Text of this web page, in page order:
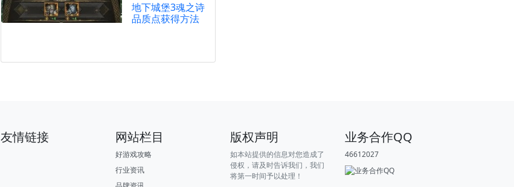
地下城堡3魂之诗
品质点获得方法
友情链接 网站栏目
好游戏攻略
行业资讯
版权声明
如本站提供的信息对您造成了
侵权，请及时告诉我们，我们
将第一时间予以处理！
业务合作QQ
46612027